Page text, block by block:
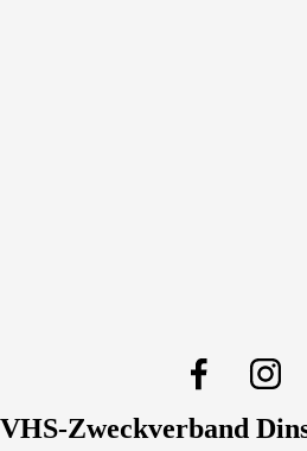
VHS-Zweckverband